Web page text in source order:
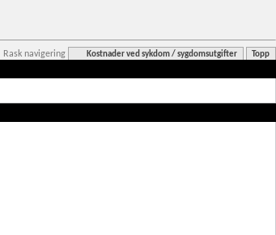
Rask navigering Kostnader ved sykdom / sygdomsutgifter Topp